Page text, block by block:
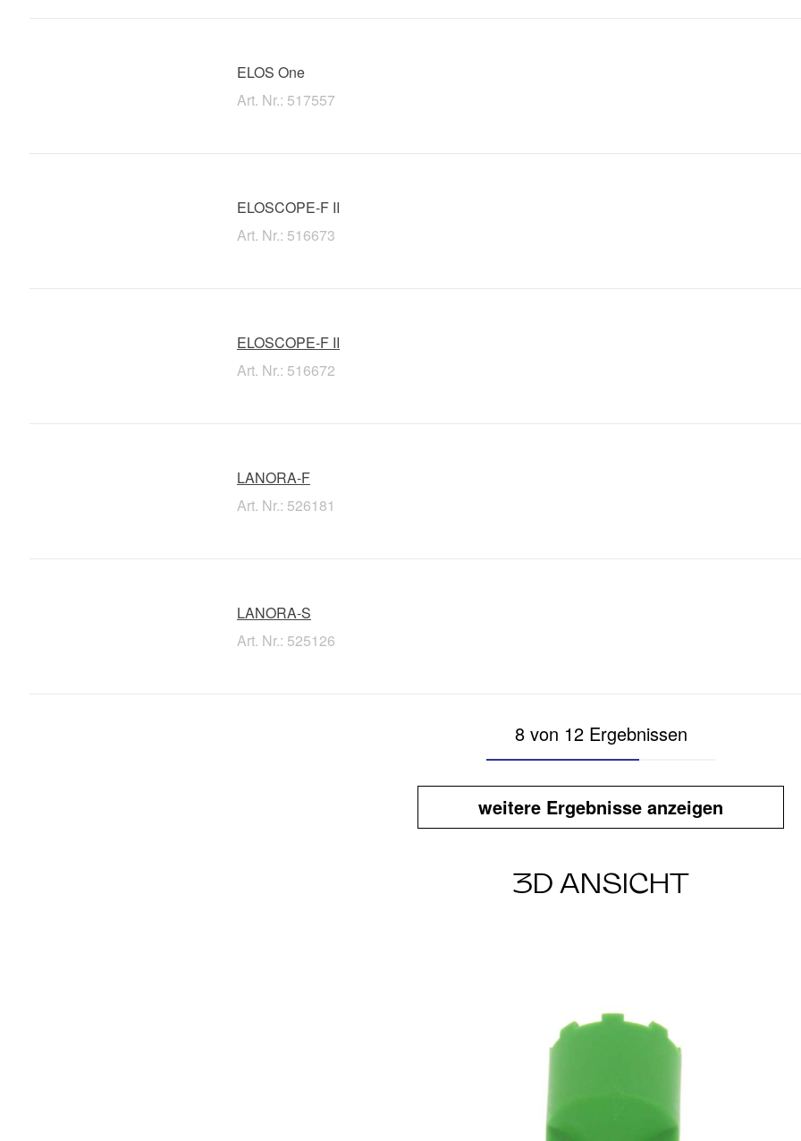
ELOS One
Art. Nr.: 517557
ELOSCOPE-F II
Art. Nr.: 516673
ELOSCOPE-F II
Art. Nr.: 516672
LANORA-F
Art. Nr.: 526181
LANORA-S
Art. Nr.: 525126
8 von 12 Ergebnissen
weitere Ergebnisse anzeigen
3D ANSICHT